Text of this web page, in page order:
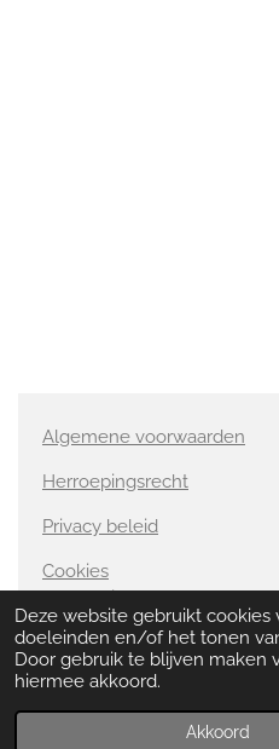
Deze website gebruikt cookies
doeleinden en/of het tonen
Door gebruik te blijven maken
hiermee akkoord.
Akkoord
Algemene voorwaarden
Herroepingsrecht
Privacy beleid
Cookies
© Copyright 2013